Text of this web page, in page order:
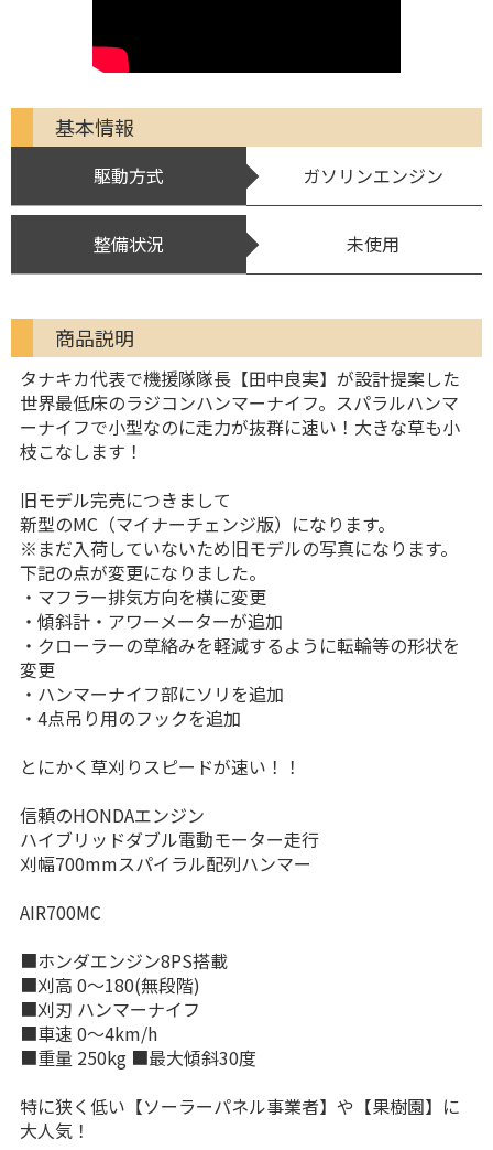
基本情報
駆動方式 ガソリンエンジン
整備状況 未使用
商品説明
タナキカ代表で機援隊隊長【田中良実】が設計提案した
世界最低床のラジコンハンマーナイフ。スパラルハンマ
ーナイフで小型なのに走力が抜群に速い！大きな草も小
枝こなします！
旧モデル完売につきまして
新型のMC（マイナーチェンジ版）になります。
※まだ入荷していないため旧モデルの写真になります。
下記の点が変更になりました。
・マフラー排気方向を横に変更
・傾斜計・アワーメーターが追加
・クローラーの草絡みを軽減するように転輪等の形状を
変更
・ハンマーナイフ部にソリを追加
・4点吊り用のフックを追加
とにかく草刈りスピードが速い！！
信頼のHONDAエンジン
ハイブリッドダブル電動モーター走行
刈幅700mmスパイラル配列ハンマー
AIR700MC
■ホンダエンジン8PS搭載
■刈高 0～180(無段階)
■刈刃 ハンマーナイフ
■車速 0～4km/h
■重量 250kg ■最大傾斜30度
特に狭く低い【ソーラーパネル事業者】や【果樹園】に
大人気！